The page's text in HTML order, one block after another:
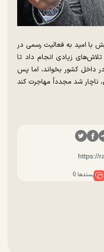
با امید به فعالیت رسمی در
زیادی انجام داد تا
داخل کشور بخواند، اما پس
ناچار شد مجدداً مهاجرت کند
پسندها:0